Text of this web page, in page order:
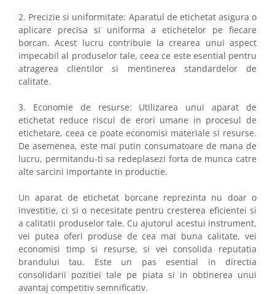
2. Precizie si uniformitate: Aparatul de etichetat asigura o
aplicare precisa si uniforma a etichetelor pe fiecare
borcan. Acest lucru contribuie la crearea unui aspect
impecabil al produselor tale, ceea ce este esential pentru
atragerea clientilor si mentinerea standardelor de
calitate.
3. Economie de resurse: Utilizarea unui aparat de
etichetat reduce riscul de erori umane in procesul de
etichetare, ceea ce poate economisi materiale si resurse.
De asemenea, este mai putin consumatoare de mana de
lucru, permitandu-ti sa redeplasezi forta de munca catre
alte sarcini importante in productie.
Un aparat de etichetat borcane reprezinta nu doar o
investitie, ci si o necesitate pentru cresterea eficientei si
a calitatii produselor tale. Cu ajutorul acestui instrument,
vei putea oferi produse de cea mai buna calitate, vei
economisi timp si resurse, si vei consolida reputatia
brandului tau. Este un pas esential in directia
consolidarii pozitiei tale pe piata si in obtinerea unui
avantaj competitiv semnificativ.